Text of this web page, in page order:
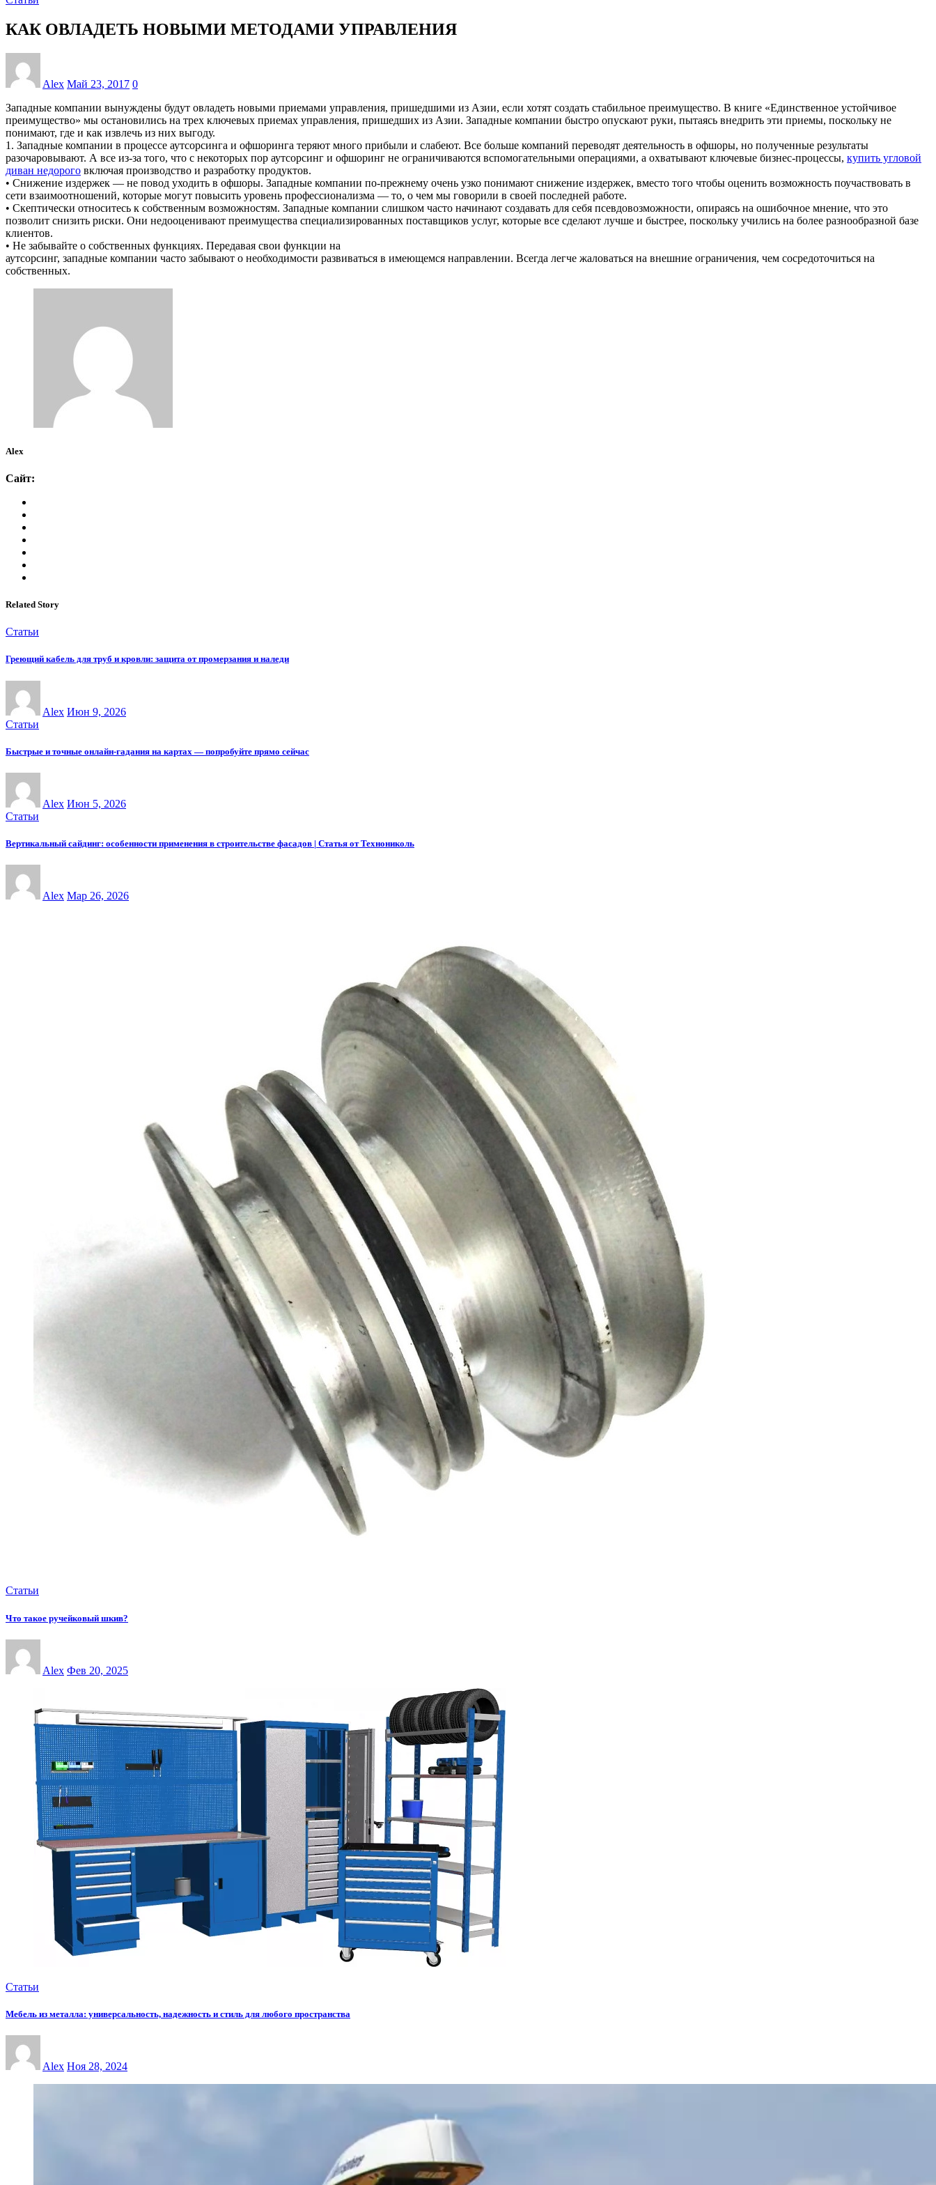
КАК ОВЛАДЕТЬ НОВЫМИ МЕТОДАМИ УПРАВЛЕНИЯ
Alex Май 23, 2017 0
Западные компании вынуждены будут овладеть новыми приемами управления, пришедшими из Азии, если хотят создать стабильное преимущество. В книге «Единственное устойчивое
преимущество» мы остановились на трех ключевых приемах управления, пришедших из Азии. Западные компании быстро опускают руки, пытаясь внедрить эти приемы, поскольку не
понимают, где и как извлечь из них выгоду.
1. Западные компании в процессе аутсорсинга и офшоринга теряют много прибыли и слабеют. Все больше компаний переводят деятельность в офшоры, но полученные результаты
разочаровывают. А все из-за того, что с некоторых пор аутсорсинг и офшоринг не ограничиваются вспомогательными операциями, а охватывают ключевые бизнес-процессы, купить угловой
диван недорого включая производство и разработку продуктов.
• Снижение издержек — не повод уходить в офшоры. Западные компании по-прежнему очень узко понимают снижение издержек, вместо того чтобы оценить возможность поучаствовать в
сети взаимоотношений, которые могут повысить уровень профессионализма — то, о чем мы говорили в своей последней работе.
• Скептически относитесь к собственным возможностям. Западные компании слишком часто начинают создавать для себя псевдовозможности, опираясь на ошибочное мнение, что это
позволит снизить риски. Они недооценивают преимущества специализированных поставщиков услуг, которые все сделают лучше и быстрее, поскольку учились на более разнообразной базе
клиентов.
• Не забывайте о собственных функциях. Передавая свои функции на
аутсорсинг, западные компании часто забывают о необходимости развиваться в имеющемся направлении. Всегда легче жаловаться на внешние ограничения, чем сосредоточиться на
собственных.
Alex
Сайт:
Related Story
Статьи
Греющий кабель для труб и кровли: защита от промерзания и наледи
Alex Июн 9, 2026
Статьи
Быстрые и точные онлайн-гадания на картах — попробуйте прямо сейчас
Alex Июн 5, 2026
Статьи
Вертикальный сайдинг: особенности применения в строительстве фасадов | Статья от Технониколь
Alex Мар 26, 2026
Статьи
Что такое ручейковый шкив?
Alex Фев 20, 2025
Статьи
Мебель из металла: универсальность, надежность и стиль для любого пространства
Alex Ноя 28, 2024